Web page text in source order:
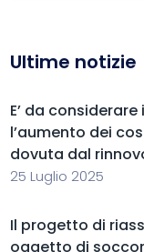
Ultime notizie
E’ da
l’aumento dei
dovuta dal
25 Luglio 2025
Il progetto di
oggetto di